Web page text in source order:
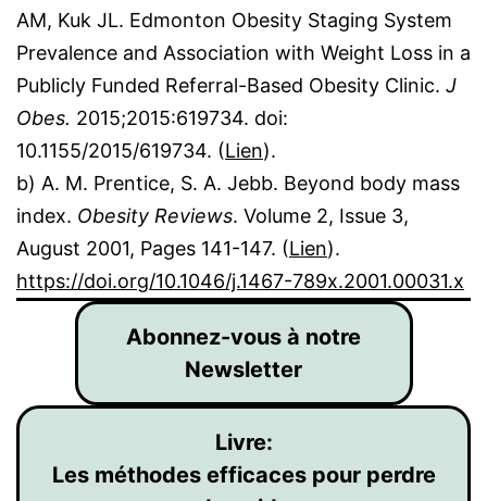
AM, Kuk JL. Edmonton Obesity Staging System
Prevalence and Association with Weight Loss in a
Publicly Funded Referral-Based Obesity Clinic. J
Obes. 2015;2015:619734. doi:
10.1155/2015/619734. (Lien).
b) A. M. Prentice, S. A. Jebb. Beyond body mass
index. Obesity Reviews. Volume 2, Issue 3,
August 2001, Pages 141-147. (Lien).
https://doi.org/10.1046/j.1467-789x.2001.00031.x
Abonnez-vous à notre
Newsletter
Livre:
Les méthodes efficaces pour perdre